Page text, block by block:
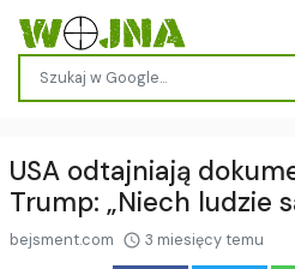
USA odtajniają
Trump: „Niech ludzie
bejsment.com 3 miesięcy temu